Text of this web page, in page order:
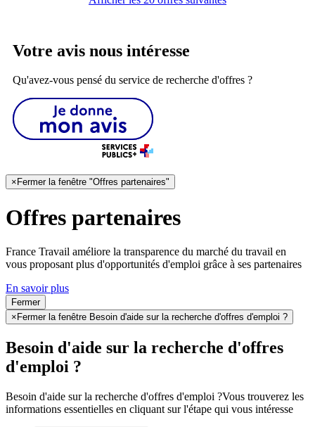
Votre avis nous intéresse
Qu'avez-vous pensé du service de recherche d'offres ?
× Fermer la fenêtre "Offres partenaires"
Offres partenaires
France Travail améliore la transparence du marché du travail en
vous proposant plus d'opportunités d'emploi grâce à ses partenaires
En savoir plus
Fermer
× Fermer la fenêtre Besoin d'aide sur la recherche d'offres d'emploi ?
Besoin d'aide sur la recherche d'offres
d'emploi ?
Besoin d'aide sur la recherche d'offres d'emploi ?Vous trouverez les
informations essentielles en cliquant sur l'étape qui vous intéresse